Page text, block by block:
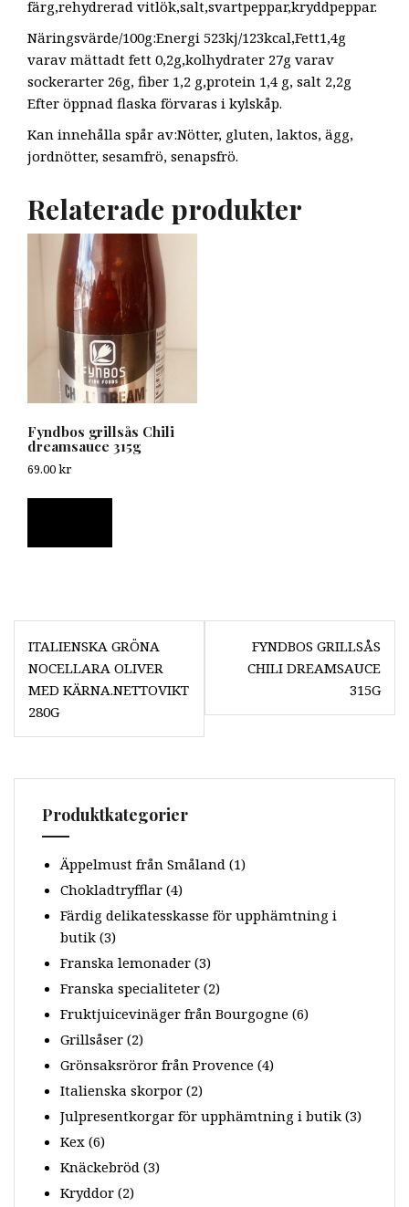
färg,rehydrerad vitlök,salt,svartpeppar,kryddpeppar.
Näringsvärde/100g:Energi 523kj/123kcal,Fett1,4g
varav mättadt fett 0,2g,kolhydrater 27g varav
sockerarter 26g, fiber 1,2 g,protein 1,4 g, salt 2,2g
Efter öppnad flaska förvaras i kylskåp.
Kan innehålla spår av:Nötter, gluten, laktos, ägg,
jordnötter, sesamfrö, senapsfrö.
Relaterade produkter
Fyndbos grillsås Chili
dreamsauce 315g
69.00kr
Inläggsnavigering
ITALIENSKA GRÖNA
NOCELLARA OLIVER
MED KÄRNA.NETTOVIKT
280G
FYNDBOS GRILLSÅS
CHILI DREAMSAUCE
315G
Produktkategorier
Äppelmust från Småland (1)
Chokladtryfflar (4)
Färdig delikatesskasse för upphämtning i
butik (3)
Franska lemonader (3)
Franska specialiteter (2)
Fruktjuicevinäger från Bourgogne (6)
Grillsåser (2)
Grönsaksröror från Provence (4)
Italienska skorpor (2)
Julpresentkorgar för upphämtning i butik (3)
Kex (6)
Knäckebröd (3)
Kryddor (2)